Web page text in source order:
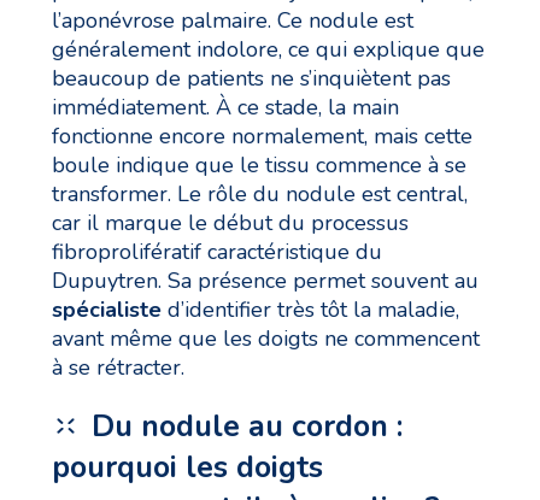
l’aponévrose palmaire. Ce nodule est
généralement indolore, ce qui explique que
beaucoup de patients ne s’inquiètent pas
immédiatement. À ce stade, la main
fonctionne encore normalement, mais cette
boule indique que le tissu commence à se
transformer. Le rôle du nodule est central,
car il marque le début du processus
fibroprolifératif caractéristique du
Dupuytren. Sa présence permet souvent au
spécialiste d’identifier très tôt la maladie,
avant même que les doigts ne commencent
à se rétracter.
Du nodule au cordon :
pourquoi les doigts